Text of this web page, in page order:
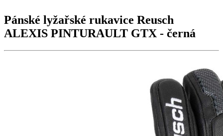
Pánské lyžařské rukavice Reusch
ALEXIS PINTURAULT GTX - černá